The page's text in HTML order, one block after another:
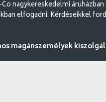
nagykereskedelmi áruházban
elfogadni. Kérdéseikkel
magánszemélyek